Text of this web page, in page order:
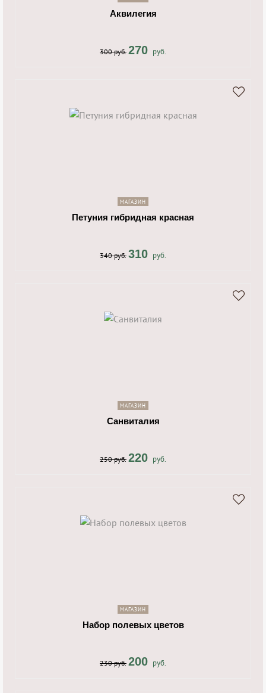
Аквилегия
300 руб. 270 руб.
МАГАЗИН
Петуния гибридная красная
340 руб. 310 руб.
МАГАЗИН
Санвиталия
250 руб. 220 руб.
МАГАЗИН
Набор полевых цветов
230 руб. 200 руб.